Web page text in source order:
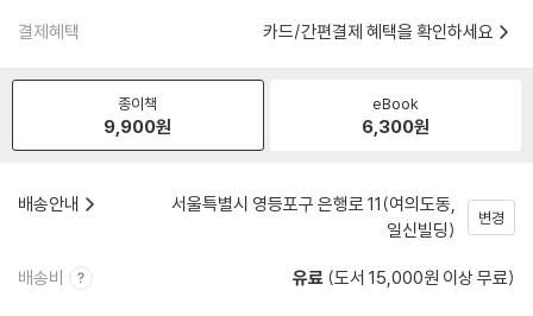
결제혜택 카드/간편결제 혜택을 확인하세요
종이책
9,900원
eBook
6,300원
배송안내
서울특별시 영등포구 은행로 11(여의도동,
일신빌딩)
변경
배송비 유료 (도서 15,000원 이상 무료)